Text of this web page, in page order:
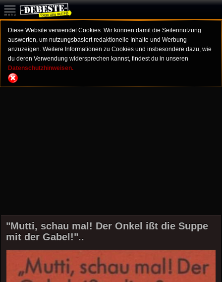
Diese Website verwendet Cookies. Wir können damit die Seitennutzung
auswerten, um nutzungsbasiert redaktionelle Inhalte und Werbung
anzuzeigen. Weitere Informationen zu Cookies und insbesondere dazu, wie
du deren Verwendung widersprechen kannst, findest du in unseren
Datenschutzhinweisen.
"Mutti, schau mal! Der Onkel ißt die Suppe
mit der Gabel!"..